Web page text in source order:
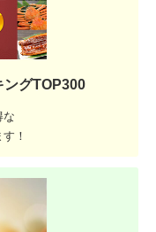
ングTOP300
な
！